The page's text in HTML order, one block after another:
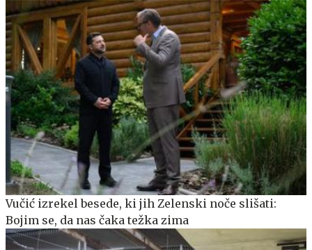
Vučić izrekel besede, ki jih Zelenski noče slišati:
Bojim se, da nas čaka težka zima